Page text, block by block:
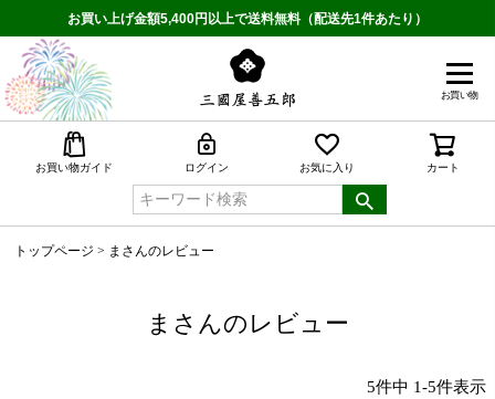
お買い上げ金額5,400円以上で送料無料（配送先1件あたり）
お買い物
お買い物ガイド ログイン お気に入り カート
トップページ まさんのレビュー
まさんのレビュー
5件中 1-5件表示